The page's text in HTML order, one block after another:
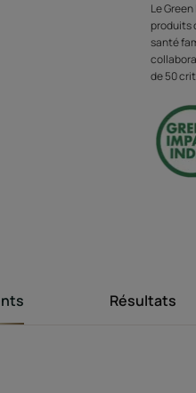
répare et
Le
produits
santé
de 50
Résultats